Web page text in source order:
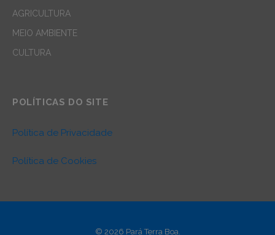
AGRICULTURA
MEIO AMBIENTE
CULTURA
POLÍTICAS DO SITE
Política de Privacidade
Política de Cookies
© 2026 Pará Terra Boa.